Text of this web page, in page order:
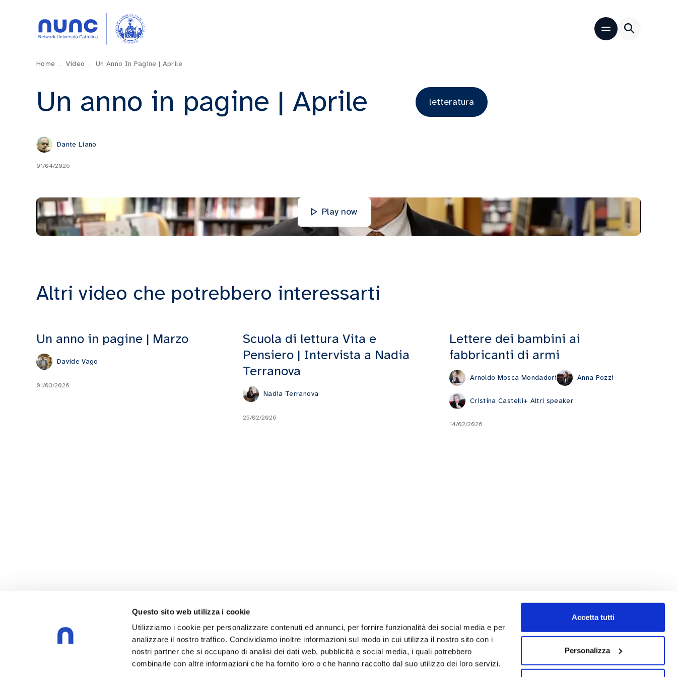
Questo sito web utilizza i cookie
Utilizziamo i cookie per personalizzare contenuti ed annunci, per fornire funzionalità dei social media e per
analizzare il nostro traffico. Condividiamo inoltre informazioni sul modo in cui utilizza il nostro sito con i
nostri partner che si occupano di analisi dei dati web, pubblicità e social media, i quali potrebbero
combinarle con altre informazioni che ha fornito loro o che hanno raccolto dal suo utilizzo dei loro servizi.
Accetta tutti
Personalizza
Home . Video . Un Anno In Pagine | Aprile
Un anno in pagine | Aprile
Dante Liano
01/04/2026
letteratura
Play now
Altri video che potrebbero interessarti
Un anno in pagine | Marzo
Davide Vago
01/03/2026
Scuola di lettura Vita e
Pensiero | Intervista a Nadia
Terranova
Nadia Terranova
25/02/2026
Lettere dei bambini ai
fabbricanti di armi
Arnoldo Mosca Mondadori Anna Pozzi
Cristina Castelli+ Altri speaker
14/02/2026